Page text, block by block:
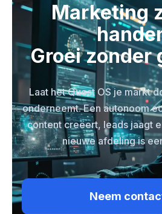
Marketing
Groei zonder
Laat het Quest OS je markt
onderneemt. Een autonoom
content creëert, leads jaagt
nieuwe afdeling is
Neem